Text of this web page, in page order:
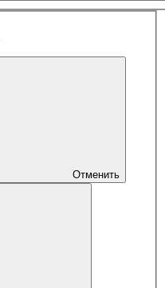
Отменить